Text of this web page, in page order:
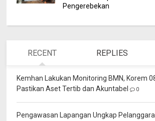
Pengerebekan
RECENT REPLIES
Kemhan Lakukan Monitoring BMN, Korem
Pastikan Aset Tertib dan Akuntabel
0
Pengawasan Lapangan Ungkap